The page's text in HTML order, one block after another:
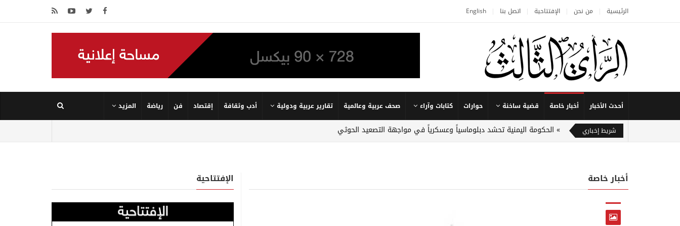
الرئيسية من نحن الإفتتاحية اتصل بنا English
أحدث الأخبار أخبار خاصة قضية ساخنة حوارات كتابات وآراء صحف عربية وعالمية تقارير عربية ودولية أدب وثقافة إقتصاد فن رياضة المزيد
شريط إخباري الحكومة اليمنية تحشد دبلوماسياً وعسكرياً في مواجهة التصعيد الحوثي
أخبار خاصة الإفتتاحية